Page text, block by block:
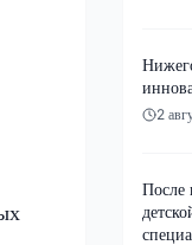
2
После